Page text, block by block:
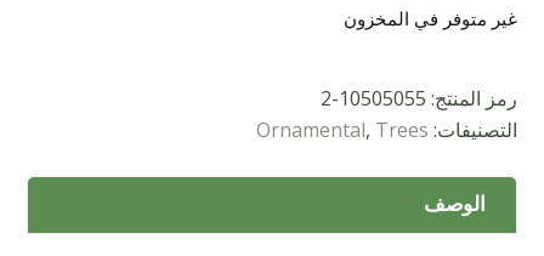
غير متوفر في المخزون
رمز المنتج: 10505055-2
التصنيفات:
Ornamental, Trees
الوصف